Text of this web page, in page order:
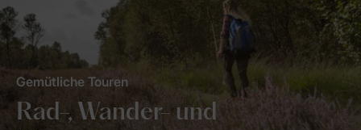
Rad-, Wander- und
Gemütliche Touren